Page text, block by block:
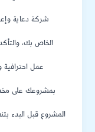
شركة دعاية
الخاص بك،
عمل
بمشروعك على
المشروع قبل البدء